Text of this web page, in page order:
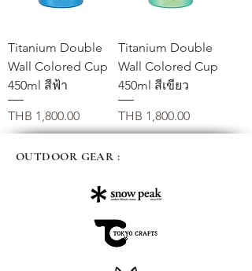
Titanium Double
Wall Colored Cup
450ml สีฟ้า
Price
THB 1,800.00
Titanium Double
Wall Colored Cup
450ml สีเขียว
Price
THB 1,800.00
OUTDOOR GEAR :